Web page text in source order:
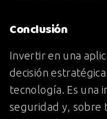
Conclusión
Invertir en una
decisión
tecnología. Es una
seguridad y, sobre